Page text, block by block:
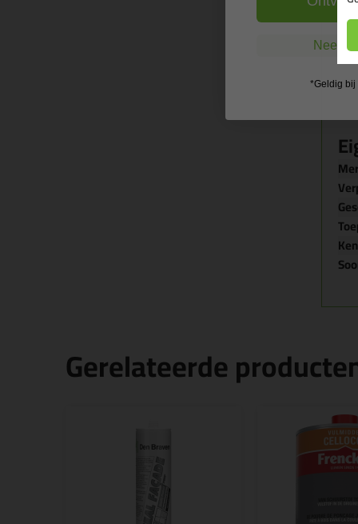
Gerelateerde
Nee, ik
*Geldig bij